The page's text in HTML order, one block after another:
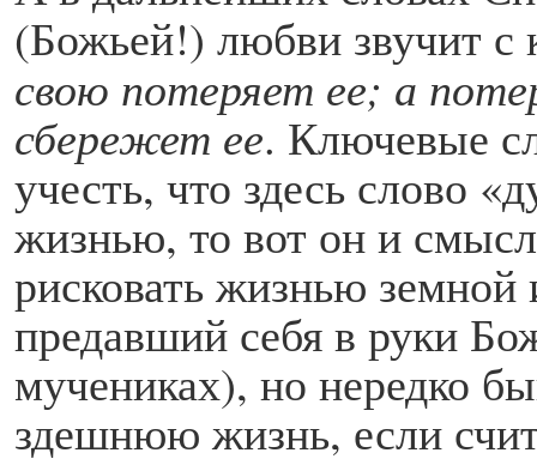
(Божьей!) любви звучит с
свою потеряет ее; а
сбережет ее. Ключевые
учесть, что здесь слово
жизнью, то вот он и
рисковать жизнью земной
предавший себя в руки
мучениках), но нередко
здешнюю жизнь, если